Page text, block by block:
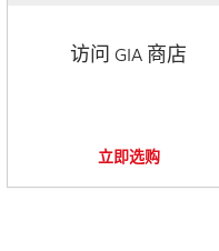
访问 GIA 商店
立即选购